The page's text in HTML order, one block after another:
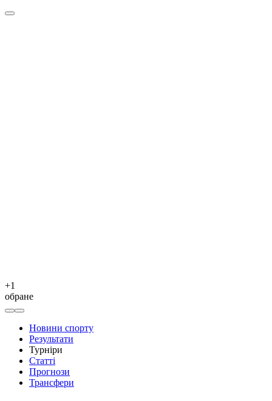
+1
обране
Новини спорту
Результати
Турніри
Статті
Прогнози
Трансфери